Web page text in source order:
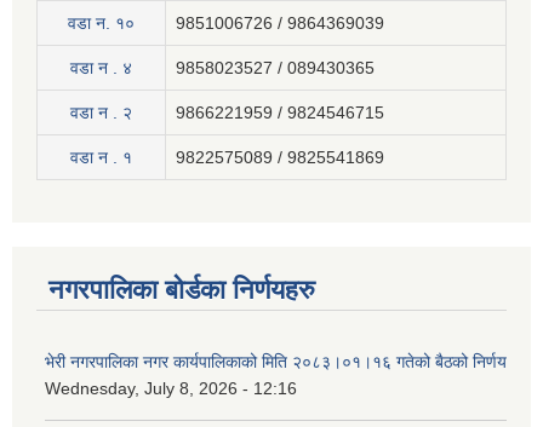
वडा न. १० 9851006726 / 9864369039
वडा न . ४ 9858023527 / 089430365
वडा न . २ 9866221959 / 9824546715
वडा न . १ 9822575089 / 9825541869
नगरपालिका बोर्डका निर्णयहरु
भेरी नगरपालिका नगर कार्यपालिकाको मिति २०८३।०१।१६ गतेको बैठको निर्णय
Wednesday, July 8, 2026 - 12:16